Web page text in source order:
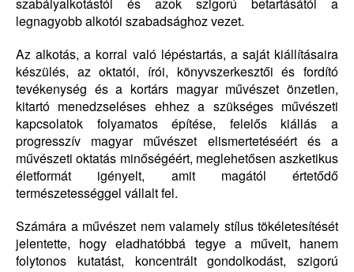
legnagyobb alkotói szabadsághoz vezet.
Az alkotás, a korral való lépéstartás, a saját kiállításaira
készülés, az oktatói, írói, könyvszerkesztői és fordító
tevékenység és a kortárs magyar művészet önzetlen,
kitartó menedzseléses ehhez a szükséges művészeti
kapcsolatok folyamatos építése, felelős kiállás a
progresszív magyar művészet elismertetéséért és a
művészeti oktatás minőségéért, meglehetősen aszketikus
életformát igényelt, amit magától értetődő
természetességgel vállalt fel.
Számára a művészet nem valamely stílus tökéletesítését
jelentette, hogy eladhatóbbá tegye a műveit, hanem
folytonos kutatást, koncentrált gondolkodást, szigorú